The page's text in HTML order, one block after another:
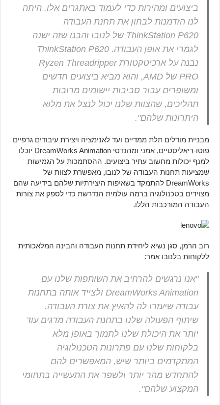
ביצועים ומהירות כדי לעמוד באתגרים אלו. היתה
לנו הזדמנות לבחון את תחנת העבודה
ThinkStation P620 של לנובו והבנו שזה ישנה
לגמרי את אופן העבודה. ThinkStation P620
נבנה על ארכיטקטורת Ryzen Threadripper
PRO של AMD, והוא מביא ביצועים חדשים
ומשופרים עבור סביבות יישומים מרובות
תהליכים, שהצוות שלנו יכול לנצל את מלוא
היתרונות שלהם".
מבניית מודלים תלת ממדיים ועד לאנימציה ויצירת עיבודים גרפיים
פוטו-ריאליסטיים, אמני ומהנדסי DreamWorks Animation יוכלו
למנף יכולות מחשוב עתיר ביצועים. ההסתמכות על הגמישות
שמציעות תחנות העבודה של לנובו, מאפשרת לצוות של
DreamWorks להתמקד בשאיפות היצירתיות שלהם בידיעה שהם
מצוידים בטכנולוגיה ברמה עולמית הנדרשת כדי לספק את צורות
העבודה המורכבות הללו.
רוב הרמן, סגן נשיא ליחידת תחנות העבודה והבינה המלאכותית
ללקוחות בלנובו אמר:
"אנו נרגשים להרחיב את השותפות שלנו עם
DreamWorks Animation ולצייד אותה בתחנות
עבודה שיעזרו לה להאיץ את צורת העבודה.
שיתוף הפעולה שלנו בתחנת העבודה מדגים עוד
יותר את היכולת שלנו לתמוך באופן מלא
בלקוחות שלנו עם פתרונות הטכנולוגיה
המתקדמים ביותר שיש, המאפשרים להם
להתחדש מהר יותר ולשפר את התעשייה בתחומי
המקצוע שלהם".